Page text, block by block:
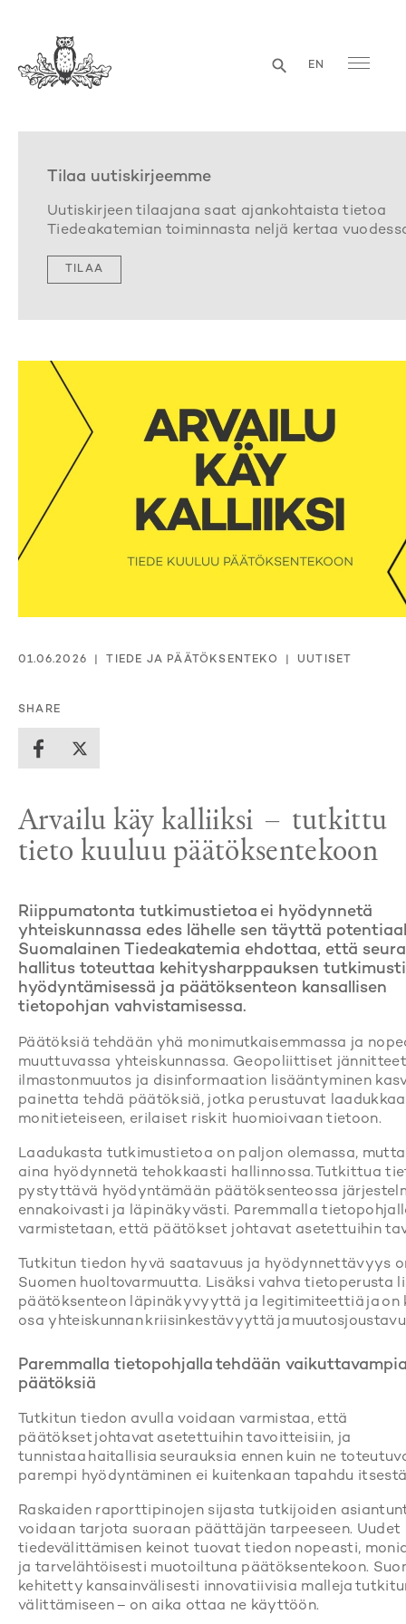
EN
Tilaa uutiskirjeemme
Uutiskirjeen tilaajana saat ajankohtaista tietoa
Tiedeakatemian toiminnasta neljä kertaa
TILAA
01.06.2026 TIEDE JA PÄÄTÖKSENTEKO UUTISET
SHARE
Arvailu käy kalliiksi – tutkittu
tieto kuuluu päätöksentekoon
Riippumatonta tutkimustietoa ei hyödynnetä
yhteiskunnassa edes lähelle sen täyttä
Suomalainen Tiedeakatemia ehdottaa, että
hallitus toteuttaa kehitysharppauksen
hyödyntämisessä ja päätöksenteon kansallisen
tietopohjan vahvistamisessa.
Päätöksiä tehdään yhä monimutkaisemmassa ja
muuttuvassa yhteiskunnassa. Geopoliittiset
ilmastonmuutos ja disinformaation lisääntyminen
painetta tehdä päätöksiä, jotka perustuvat
monitieteiseen, erilaiset riskit huomioivaan tietoon.
Laadukasta tutkimustietoa on paljon olemassa,
aina hyödynnetä tehokkaasti hallinnossa. Tutkittua
pystyttävä hyödyntämään päätöksenteossa
ennakoivasti ja läpinäkyvästi. Paremmalla
varmistetaan, että päätökset johtavat asetettuihin
Tutkitun tiedon hyvä saatavuus ja hyödynnettävyys
Suomen huoltovarmuutta. Lisäksi vahva tietoperusta
päätöksenteon läpinäkyvyyttä ja legitimiteettiä ja on
osa yhteiskunnan kriisinkestävyyttä ja
Paremmalla tietopohjalla tehdään
päätöksiä
Tutkitun tiedon avulla voidaan varmistaa, että
päätökset johtavat asetettuihin tavoitteisiin, ja
tunnistaa haitallisia seurauksia ennen kuin ne
parempi hyödyntäminen ei kuitenkaan tapahdu
Raskaiden raporttipinojen sijasta tutkijoiden
voidaan tarjota suoraan päättäjän tarpeeseen. Uudet
tiedevälittämisen keinot tuovat tiedon nopeasti,
ja tarvelähtöisesti muotoiltuna päätöksentekoon.
kehitetty kansainvälisesti innovatiivisia malleja
välittämiseen – on aika ottaa ne käyttöön.